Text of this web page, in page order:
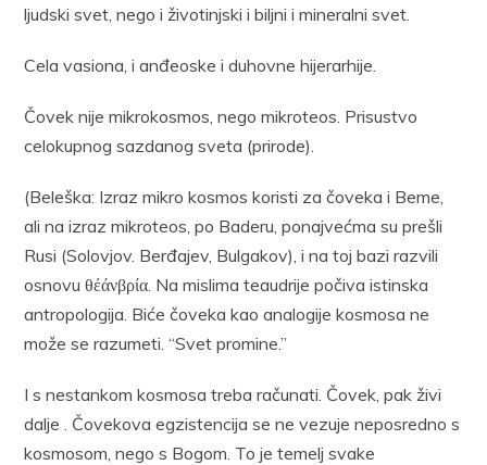
ljudski svet, nego i životinjski i biljni i mineralni svet.
Cela vasiona, i anđeoske i duhovne hijerarhije.
Čovek nije mikrokosmos, nego mikroteos. Prisustvo
celokupnog sazdanog sveta (prirode).
(Beleška: Izraz mikro kosmos koristi za čoveka i Beme,
ali na izraz mikroteos, po Baderu, ponajvećma su prešli
Rusi (Solovjov. Berđajev, Bulgakov), i na toj bazi razvili
osnovu θέάνβρία. Na mislima teaudrije počiva istinska
antropologija. Biće čoveka kao analogije kosmosa ne
može se razumeti. “Svet promine.”
I s nestankom kosmosa treba računati. Čovek, pak živi
dalje . Čovekova egzistencija se ne vezuje neposredno s
kosmosom, nego s Bogom. To je temelj svake